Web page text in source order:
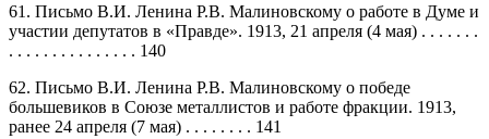
61. Письмо В.И. Ленина Р.В. Малиновскому о работе в Думе и
участии депутатов в «Правде». 1913, 21 апреля (4 мая) . . . . . . .
. . . . . . . . . . . . . . . 140
62. Письмо В.И. Ленина Р.В. Малиновскому о победе
большевиков в Союзе металлистов и работе фракции. 1913,
ранее 24 апреля (7 мая) . . . . . . . . 141